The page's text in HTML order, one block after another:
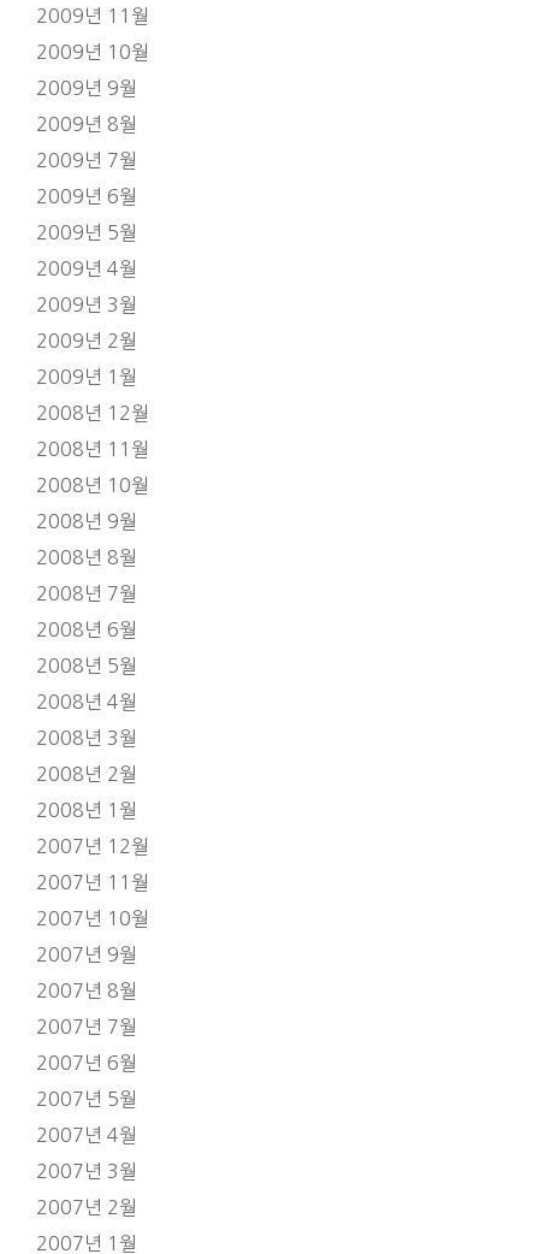
2009년 11월
2009년 10월
2009년 9월
2009년 8월
2009년 7월
2009년 6월
2009년 5월
2009년 4월
2009년 3월
2009년 2월
2009년 1월
2008년 12월
2008년 11월
2008년 10월
2008년 9월
2008년 8월
2008년 7월
2008년 6월
2008년 5월
2008년 4월
2008년 3월
2008년 2월
2008년 1월
2007년 12월
2007년 11월
2007년 10월
2007년 9월
2007년 8월
2007년 7월
2007년 6월
2007년 5월
2007년 4월
2007년 3월
2007년 2월
2007년 1월